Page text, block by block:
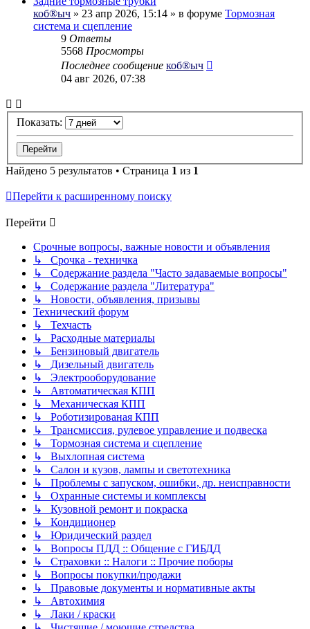
коб®ыч » 23 апр 2026, 15:14 » в форуме Тормозная
система и сцепление
9 Ответы
5568 Просмотры
Последнее сообщение коб®ыч
04 авг 2026, 07:38
Показать:
Найдено 5 результатов • Страница 1 из 1
Перейти к расширенному поиску
Перейти
Срочные вопросы, важные новости и объявления
↳ Срочка - техничка
↳ Содержание раздела "Часто задаваемые вопросы"
↳ Содержание раздела "Литература"
↳ Новости, объявления, призывы
Технический форум
↳ Техчасть
↳ Расходные материалы
↳ Бензиновый двигатель
↳ Дизельный двигатель
↳ Электрооборудование
↳ Автоматическая КПП
↳ Механическая КПП
↳ Роботизированая КПП
↳ Трансмиссия, рулевое управление и подвеска
↳ Тормозная система и сцепление
↳ Выхлопная система
↳ Салон и кузов, лампы и светотехника
↳ Проблемы с запуском, ошибки, др. неисправности
↳ Охранные системы и комплексы
↳ Кузовной ремонт и покраска
↳ Кондиционер
↳ Юридический раздел
↳ Вопросы ПДД :: Общение с ГИБДД
↳ Страховки :: Налоги :: Прочие поборы
↳ Вопросы покупки/продажи
↳ Правовые документы и нормативные акты
↳ Автохимия
↳ Лаки / краски